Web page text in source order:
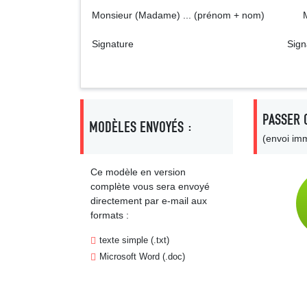
Monsieur (Madame) ... (prénom + nom)
Signature
MODÈLES ENVOYÉS :
Ce modèle en version
complète vous sera envoyé
directement par e-mail aux
formats :
texte simple (.txt)
Microsoft Word (.doc)
PASSER
(envoi